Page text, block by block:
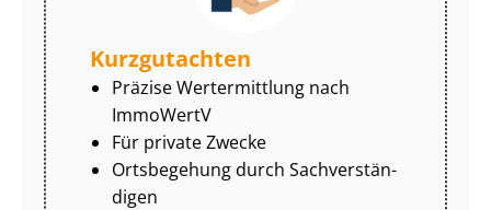
Kurzgutachten
Präzise Wertermittlung nach
ImmoWertV
Für private Zwecke
Ortsbegehung durch Sach­ver­stän­
di­gen